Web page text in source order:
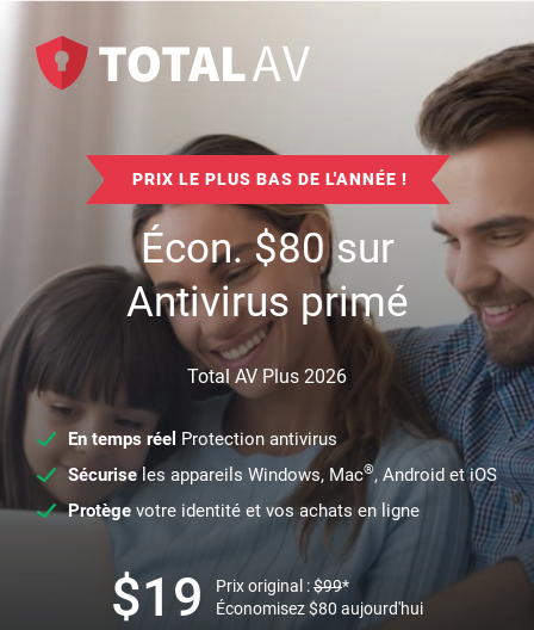
PRIX LE PLUS BAS DE L'ANNÉE !
Écon.$80sur
Antivirus primé
Total AV Plus 2026
En temps réel Protection antivirus
Sécuriseles appareils Windows, Mac®, Android et iOS
Protège votre identité et vos achats en ligne
$19 Prix original :$99*
Économisez$80 aujourd'hui